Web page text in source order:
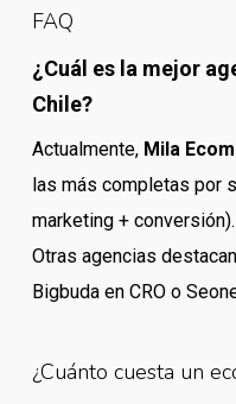
FAQ
¿Cuál es la mejor
Chile?
Actualmente, Mila
las más completas por
marketing + conversión).
Otras agencias
Bigbuda en CRO o
¿Cuánto cuesta un